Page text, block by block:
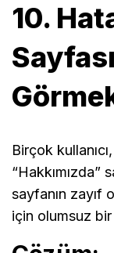
10.
Birçok
“Hakkımızda”
sayfanın zayıf
için olumsuz bir